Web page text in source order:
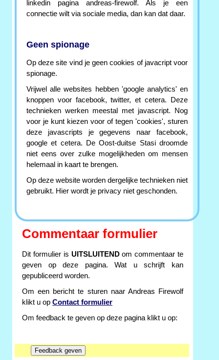
linkedin pagina andreas-firewolf. Als je een
connectie wilt via sociale media, dan kan dat daar.
Geen spionage
Op deze site vind je geen cookies of javacript voor
spionage.
Vrijwel alle websites hebben 'google analytics' en
knoppen voor facebook, twitter, et cetera. Deze
technieken werken meestal met javascript. Nog
voor je kunt kiezen voor of tegen 'cookies', sturen
deze javascripts je gegevens naar facebook,
google et cetera. De Oost-duitse Stasi droomde
niet eens over zulke mogelijkheden om mensen
helemaal in kaart te brengen.
Op deze website worden dergelijke technieken niet
gebruikt. Hier wordt je privacy niet geschonden.
Commentaar formulier
Dit formulier is UITSLUITENDom commentaar te
geven op deze pagina. Wat u schrijft kan
gepubliceerd worden.
Om een bericht te sturen naar Andreas Firewolf
klikt u op Contact formulier
Om feedback te geven op deze pagina klikt u op: